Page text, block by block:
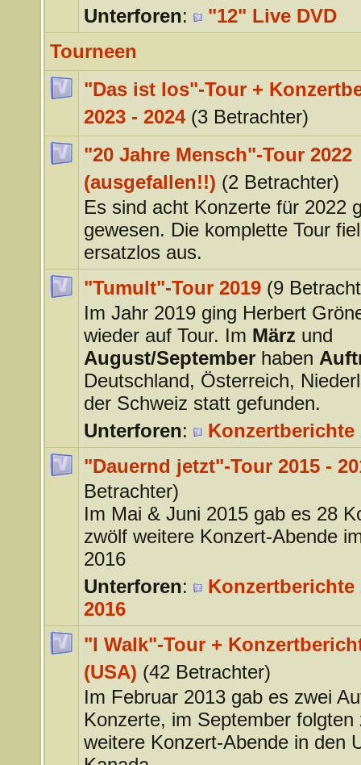
Unterforen:
"12" Live DVD
Tourneen
"Das ist los"-Tour +
2023 - 2024 (3 Betrachter)
"20 Jahre Mensch"-Tour 2022
(ausgefallen!!) (2 Betrachter)
Es sind acht Konzerte für 2022
gewesen. Die komplette Tour
ersatzlos aus.
"Tumult"-Tour 2019 (9
Im Jahr 2019 ging Herbert
wieder auf Tour. Im Märzund
August/Septemberhaben
Deutschland, Österreich,
der Schweiz statt gefunden.
Unterforen:
Konzertberichte
"Dauernd jetzt"-Tour 2015 -
Betrachter)
Im Mai & Juni 2015 gab es 28
zwölf weitere Konzert-Abende
2016
Unterforen:
Konzertberichte
2016
"I Walk"-Tour +
(USA) (42 Betrachter)
Im Februar 2013 gab es zwei
Konzerte, im September folgten
weitere Konzert-Abende in den